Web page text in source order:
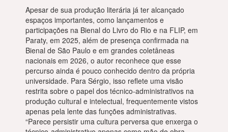
Apesar de sua produção literária já ter alcançado
espaços importantes, como lançamentos e
participações na Bienal do Livro do Rio e na FLIP, em
Paraty, em 2025, além de presença confirmada na
Bienal de São Paulo e em grandes coletâneas
nacionais em 2026, o autor reconhece que esse
percurso ainda é pouco conhecido dentro da própria
universidade. Para Sérgio, isso reflete uma visão
restrita sobre o papel dos técnico-administrativos na
produção cultural e intelectual, frequentemente vistos
apenas pela lente das funções administrativas.
“Parece persistir uma cultura perversa que enxerga o